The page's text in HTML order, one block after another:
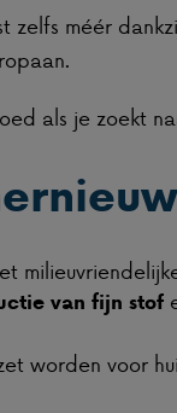
zelfs méér
als je zoekt
van fijn stof
worden voor